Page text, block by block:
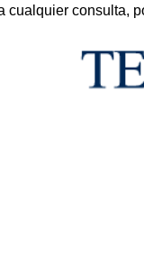
cualquier consulta,